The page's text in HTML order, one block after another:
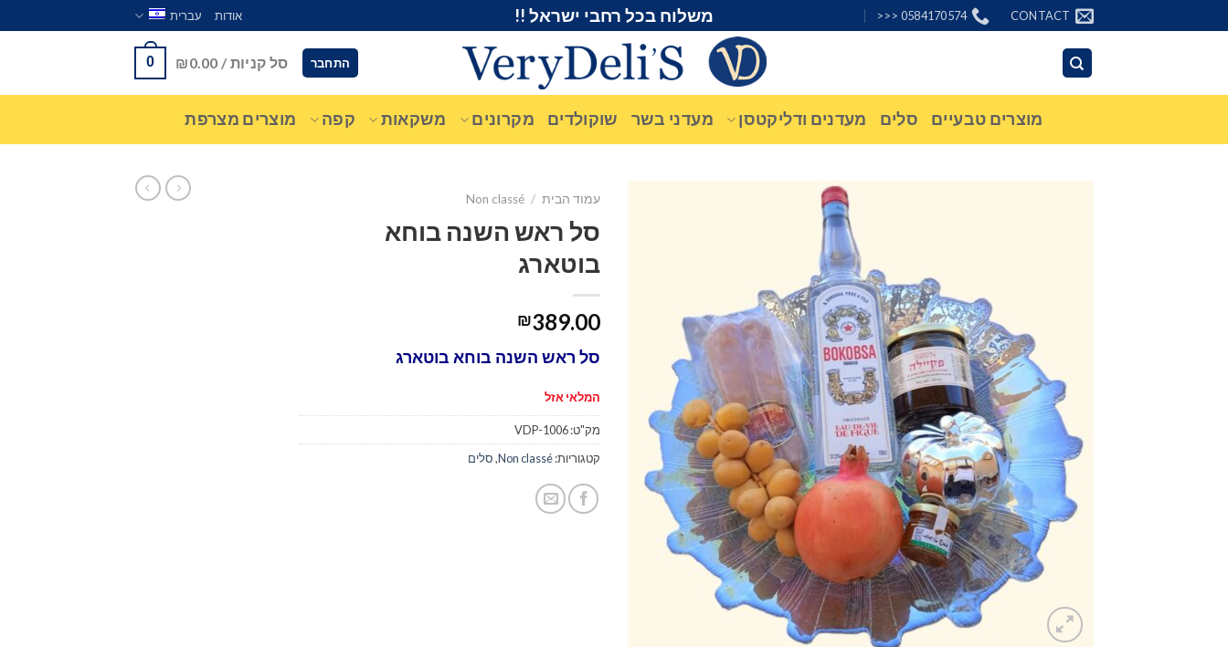
to
CONTACT
0584170574 <<< משלוח בכל רחבי ישראל !! אודות עברית
התחבר סל קניות / ₪0.00
0
מוצרים טבעיים סלים מעדנים ודליקטסן מעדני בשר שוקולדים מקרונים משקאות קפה מוצרים מצרפת
עמוד הבית /
Non classé
סל ראש השנה בוחא
בוטארג
₪389.00
סל ראש השנה בוחא בוטארג
המלאי אזל
מק"ט:VDP-1006
קטגוריות:Non classé
,סלים